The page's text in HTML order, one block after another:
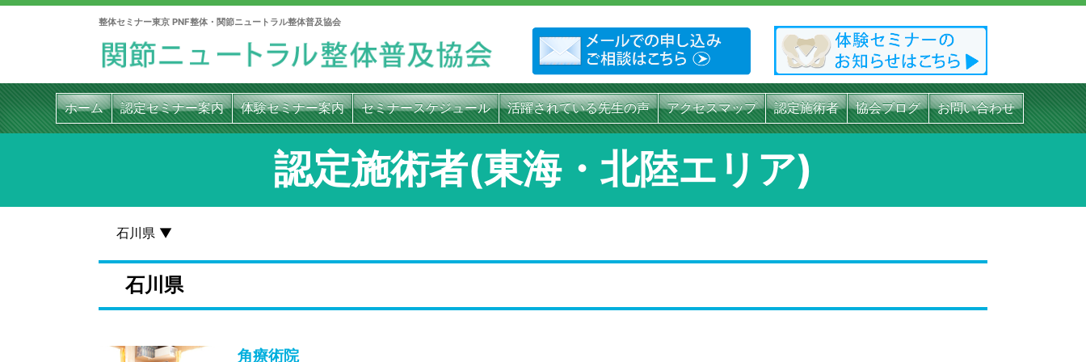
整体セミナー東京 PNF整体・関節ニュートラル整体普及協会
ホーム 認定セミナー案内 体験セミナー案内 セミナースケジュール 活躍されている先生の声 アクセスマップ 認定施術者 協会ブログ お問い合わせ
認定施術者(東海・北陸エリア)
石川県 ▼
石川県
角療術院